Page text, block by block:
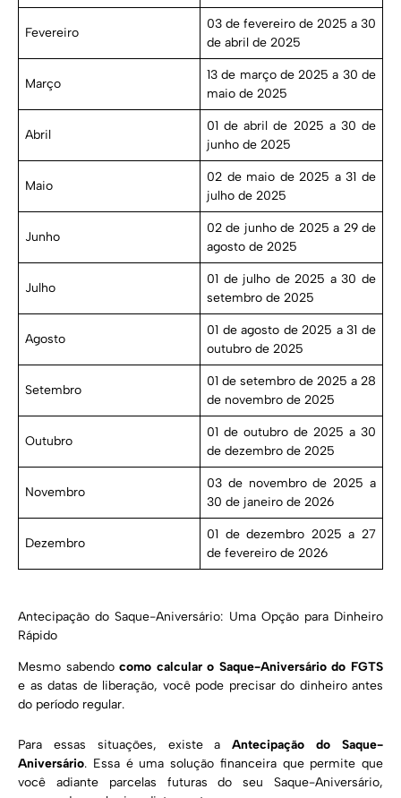
Fevereiro
03 de fevereiro de 2025 a 30
de abril de 2025
Março
13 de março de 2025 a 30 de
maio de 2025
Abril
01 de abril de 2025 a 30 de
junho de 2025
Maio
02 de maio de 2025 a 31 de
julho de 2025
Junho
02 de junho de 2025 a 29 de
agosto de 2025
Julho
01 de julho de 2025 a 30 de
setembro de 2025
Agosto
01 de agosto de 2025 a 31 de
outubro de 2025
Setembro
01 de setembro de 2025 a 28
de novembro de 2025
Outubro
01 de outubro de 2025 a 30
de dezembro de 2025
Novembro
03 de novembro de 2025 a
30 de janeiro de 2026
Dezembro
01 de dezembro 2025 a 27
de fevereiro de 2026
Antecipação do Saque-Aniversário: Uma Opção para Dinheiro
Rápido
Mesmo sabendocomo calcular o Saque-Aniversário do FGTS
e as datas de liberação, você pode precisar do dinheiro antes
do período regular.
Para essas situações, existe aAntecipação do Saque-
Aniversário. Essa é uma solução financeira que permite que
você adiante parcelas futuras do seu Saque-Aniversário,